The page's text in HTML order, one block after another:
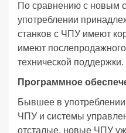
По сравнению с новым
употреблении
станков с ЧПУ имеют
имеют
технической поддержки.
Программное
Бывшее в
ЧПУ и системы
отсталые, новые ЧПУ